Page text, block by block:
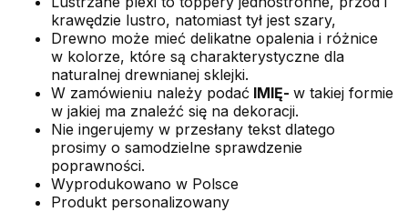
krawędzie lustro, natomiast tył jest szary,
Drewno może mieć delikatne opalenia i różnice
w kolorze, które są charakterystyczne dla
naturalnej drewnianej sklejki.
W zamówieniu należy podać IMIĘ- w takiej formie
w jakiej ma znaleźć się na dekoracji.
Nie ingerujemy w przesłany tekst dlatego
prosimy o samodzielne sprawdzenie
poprawności.
Wyprodukowano w Polsce
Produkt personalizowany